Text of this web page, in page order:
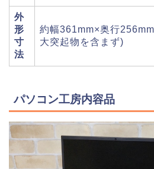
外
形
寸
法
約幅361mm×奥行
大突起物を含まず)
パソコン工房内容品